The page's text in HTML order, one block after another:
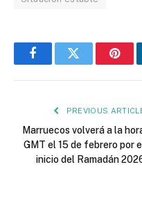
FacebookTwitter
PREVIOUS
Marruecos volverá a la
GMT el 15 de febrero por
inicio del Ramadán